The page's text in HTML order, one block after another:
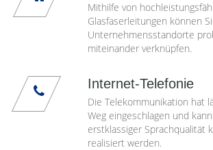
Mithilfe von
Glasfaserleitungen können
Unternehmensstandorte
miteinander verknüpfen.
Internet-Telefonie
Die Telekommunikation hat
Weg eingeschlagen und
erstklassiger Sprachqualität
realisiert werden.